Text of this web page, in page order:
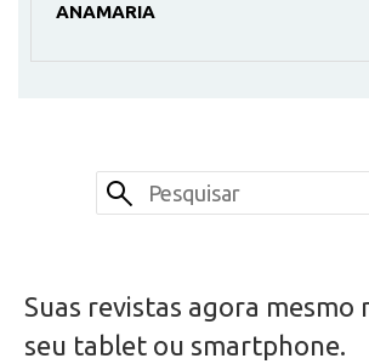
ANAMARIA
Suas revistas agora mesmo
seu tablet ou smartphone.